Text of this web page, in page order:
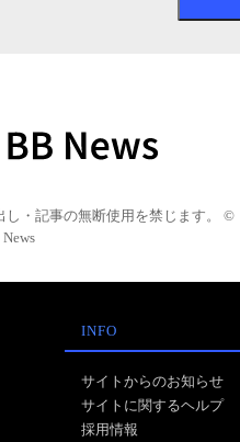
し・記事の無断使用を禁じます。 ©
INFO
サイトからのお知らせ
サイトに関するヘルプ
採用情報